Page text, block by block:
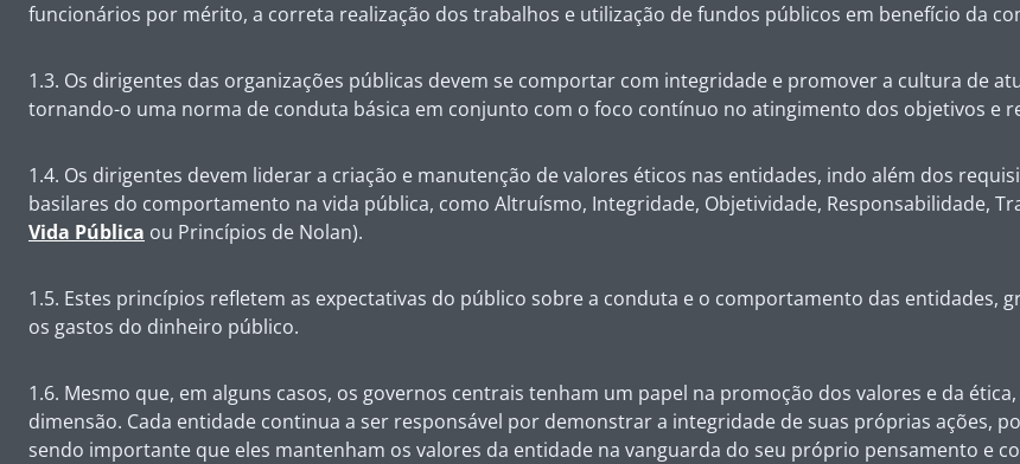
funcionários por mérito, a correta realização dos trabalhos e utilização de fundos públicos em benefício da
1.3. Os dirigentes das organizações públicas devem se comportar com integridade e promover a cultura de
tornando-o uma norma de conduta básica em conjunto com o foco contínuo no atingimento dos objetivos e
1.4. Os dirigentes devem liderar a criação e manutenção de valores éticos nas entidades, indo além dos
basilares do comportamento na vida pública, como Altruísmo, Integridade, Objetividade, Responsabilidade,
Vida Pública ou Princípios de Nolan).
1.5. Estes princípios refletem as expectativas do público sobre a conduta e o comportamento das entidades,
os gastos do dinheiro público.
1.6. Mesmo que, em alguns casos, os governos centrais tenham um papel na promoção dos valores e da
dimensão. Cada entidade continua a ser responsável por demonstrar a integridade de suas próprias ações,
sendo importante que eles mantenham os valores da entidade na vanguarda do seu próprio pensamento e